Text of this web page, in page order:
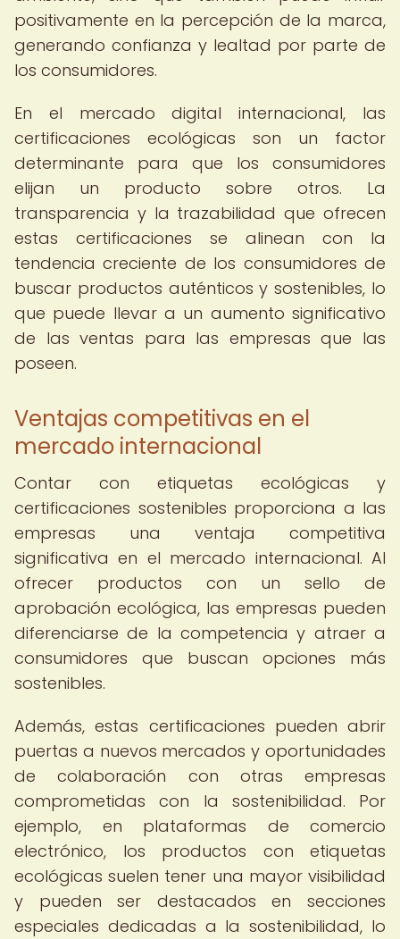
positivamente en la percepción de la marca,
generando confianza y lealtad por parte de
los consumidores.
En el mercado digital internacional, las
certificaciones ecológicas son un factor
determinante para que los consumidores
elijan un producto sobre otros. La
transparencia y la trazabilidad que ofrecen
estas certificaciones se alinean con la
tendencia creciente de los consumidores de
buscar productos auténticos y sostenibles, lo
que puede llevar a un aumento significativo
de las ventas para las empresas que las
poseen.
Ventajas competitivas en el
mercado internacional
Contar con etiquetas ecológicas y
certificaciones sostenibles proporciona a las
empresas una ventaja competitiva
significativa en el mercado internacional. Al
ofrecer productos con un sello de
aprobación ecológica, las empresas pueden
diferenciarse de la competencia y atraer a
consumidores que buscan opciones más
sostenibles.
Además, estas certificaciones pueden abrir
puertas a nuevos mercados y oportunidades
de colaboración con otras empresas
comprometidas con la sostenibilidad. Por
ejemplo, en plataformas de comercio
electrónico, los productos con etiquetas
ecológicas suelen tener una mayor visibilidad
y pueden ser destacados en secciones
especiales dedicadas a la sostenibilidad, lo